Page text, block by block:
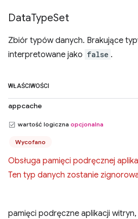
DataTypeSet
Zbiór typów danych. Brakujące
interpretowane jako false .
WŁAŚCIWOŚCI
appcache
wartość logiczna opcjonalna
Wycofano
Obsługa pamięci podręcznej
Ten typ danych zostanie
pamięci podręczne aplikacji witryn,